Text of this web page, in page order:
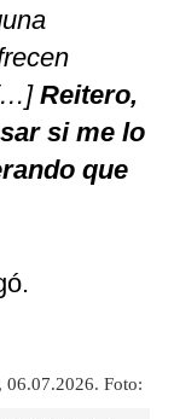
Reitero,
si me lo
que